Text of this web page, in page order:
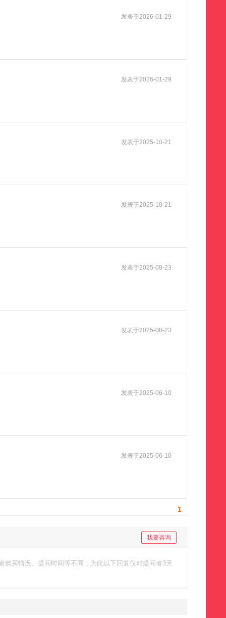
发表于2026-01-29
发表于2026-01-29
发表于2025-10-21
发表于2025-10-21
发表于2025-08-23
发表于2025-08-23
发表于2025-06-10
发表于2025-06-10
1
我要咨询
买情况、提问时间等不同，为此以下回复仅对提问者3天